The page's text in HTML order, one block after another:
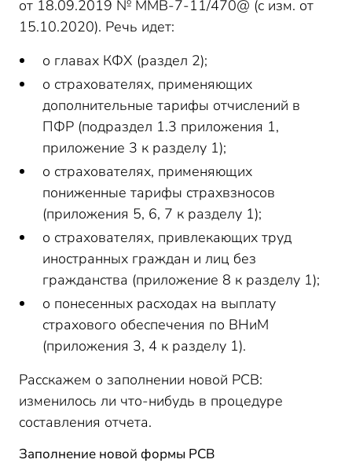
от 18.09.2019 № ММВ-7-11/470@ (с изм. от
15.10.2020). Речь идет:
о главах КФХ (раздел 2);
о страхователях, применяющих
дополнительные тарифы отчислений в
ПФР (подраздел 1.3 приложения 1,
приложение 3 к разделу 1);
о страхователях, применяющих
пониженные тарифы страхвзносов
(приложения 5, 6, 7 к разделу 1);
о страхователях, привлекающих труд
иностранных граждан и лиц без
гражданства (приложение 8 к разделу 1);
о понесенных расходах на выплату
страхового обеспечения по ВНиМ
(приложения 3, 4 к разделу 1).
Расскажем о заполнении новой РСВ:
изменилось ли что-нибудь в процедуре
составления отчета.
Заполнение новой формы РСВ